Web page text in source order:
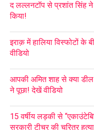
द लल्लनटॉप से प्रशांत सिंह
किया!
इराक़ में हालिया विस्फोटों के
वीडियो
आपकी अमित शाह से क्या डील
ने पूछा! देखें वीडियो
15 वर्षीय लड़की से
सरकारी टीचर की चरित्र